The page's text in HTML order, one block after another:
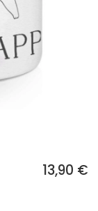
13,90 €